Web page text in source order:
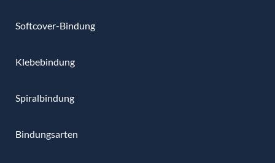
Softcover-Bindung
Klebebindung
Spiralbindung
Bindungsarten